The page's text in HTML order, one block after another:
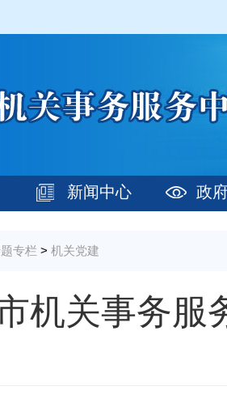
新闻中心 政
专栏 > 机关党建
机关事务服